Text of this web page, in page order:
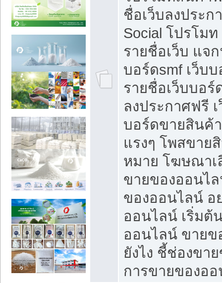
ชื่อเว็บลงประ
Social โปรโม
รายชื่อเว็บ แจ
บอร์ดsmf เว็บ
รายชื่อเว็บบอ
ลงประกาศฟรี
บอร์ดขายสินค้
แรงๆ โพสขาย
หมาย โฆษณาเ
ขายของออนไ
ของออนไลน์ อ
ออนไลน์ เริ่มต้
ออนไลน์ ขายข
ยังไง ชี้ช่องขา
การขายของอ